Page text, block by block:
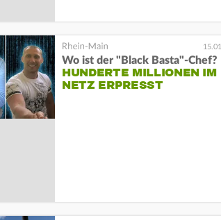
Wo ist der "Black Basta"-Chef?
HUNDERTE MILLIONEN IM
NETZ ERPRESST